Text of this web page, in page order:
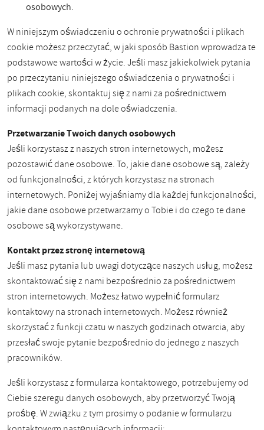
osobowych.
W niniejszym oświadczeniu o ochronie prywatności i plikach
cookie możesz przeczytać, w jaki sposób Bastion wprowadza te
podstawowe wartości w życie. Jeśli masz jakiekolwiek pytania
po przeczytaniu niniejszego oświadczenia o prywatności i
plikach cookie, skontaktuj się z nami za pośrednictwem
informacji podanych na dole oświadczenia.
Przetwarzanie Twoich danych osobowych
Jeśli korzystasz z naszych stron internetowych, możesz
pozostawić dane osobowe. To, jakie dane osobowe są, zależy
od funkcjonalności, z których korzystasz na stronach
internetowych. Poniżej wyjaśniamy dla każdej funkcjonalności,
jakie dane osobowe przetwarzamy o Tobie i do czego te dane
osobowe są wykorzystywane.
Kontakt przez stronę internetową
Jeśli masz pytania lub uwagi dotyczące naszych usług, możesz
skontaktować się z nami bezpośrednio za pośrednictwem
stron internetowych. Możesz łatwo wypełnić formularz
kontaktowy na stronach internetowych. Możesz również
skorzystać z funkcji czatu w naszych godzinach otwarcia, aby
przesłać swoje pytanie bezpośrednio do jednego z naszych
pracowników.
Jeśli korzystasz z formularza kontaktowego, potrzebujemy od
Ciebie szeregu danych osobowych, aby przetworzyć Twoją
prośbę. W związku z tym prosimy o podanie w formularzu